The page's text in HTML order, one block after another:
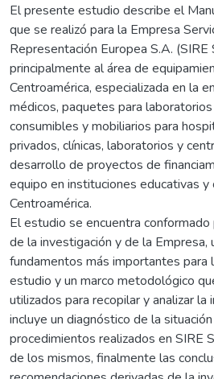
El presente estudio describe el
que se realizó para la Empresa
Representación Europea S.A. (SIRE
principalmente al área de
Centroamérica, especializada en la
médicos, paquetes para
consumibles y mobiliarios para
privados, clínicas, laboratorios y
desarrollo de proyectos de
equipo en instituciones educativas y
Centroamérica.
El estudio se encuentra
de la investigación y de la Empresa,
fundamentos más importantes para
estudio y un marco metodológico
utilizados para recopilar y analizar la
incluye un diagnóstico de la
procedimientos realizados en SIRE
de los mismos, finalmente las